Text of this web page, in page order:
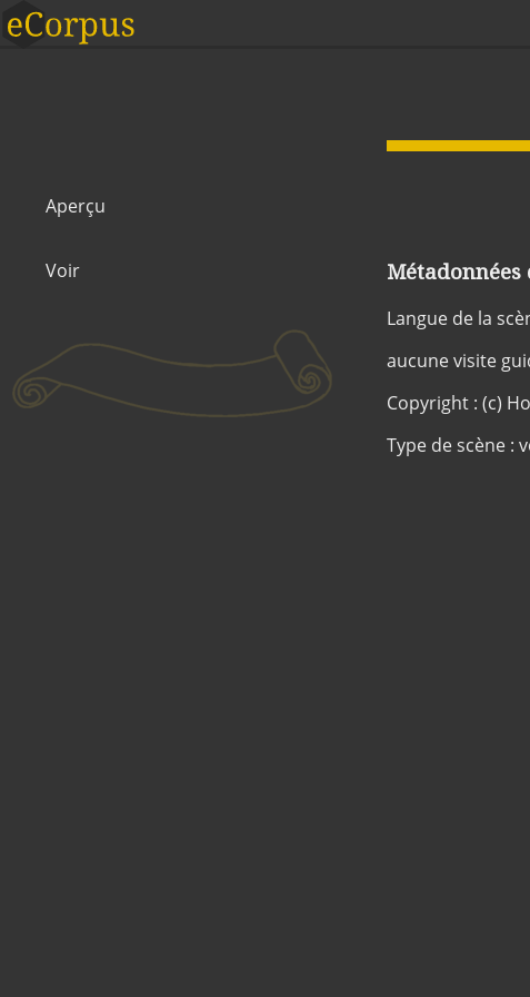
Aperçu
Voir Métadonnées
Langue de la
aucune visite
Copyright : (c)
Type de scène :